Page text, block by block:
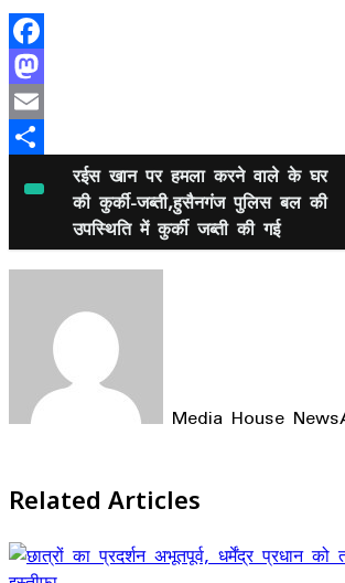
Facebook
Mastodon
Email
रईस खान पर हमला करने वाले के घर
की कुर्की-जब्ती,हुसैनगंज पुलिस बल की
उपस्थिति में कुर्की जब्ती की गई
Media House News
Related Articles